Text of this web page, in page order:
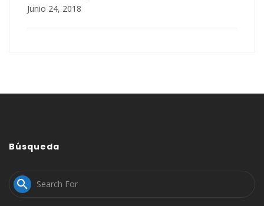
Junio 24, 2018
Búsqueda
